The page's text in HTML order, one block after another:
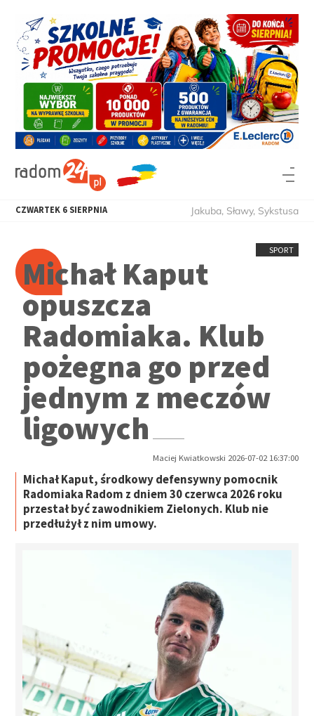
CZWARTEK 6 SIERPNIA Jakuba, Sławy, Sykstusa
SPORT
Michał Kaput
opuszcza
Radomiaka. Klub
pożegna go przed
jednym z meczów
ligowych
Maciej Kwiatkowski 2026-07-02 16:37:00
Michał Kaput, środkowy defensywny pomocnik
Radomiaka Radom z dniem 30 czerwca 2026 roku
przestał być zawodnikiem Zielonych. Klub nie
przedłużył z nim umowy.